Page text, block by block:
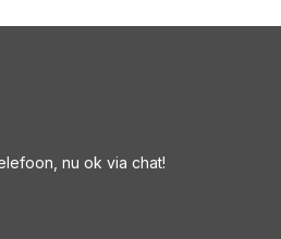
nu ok via chat!